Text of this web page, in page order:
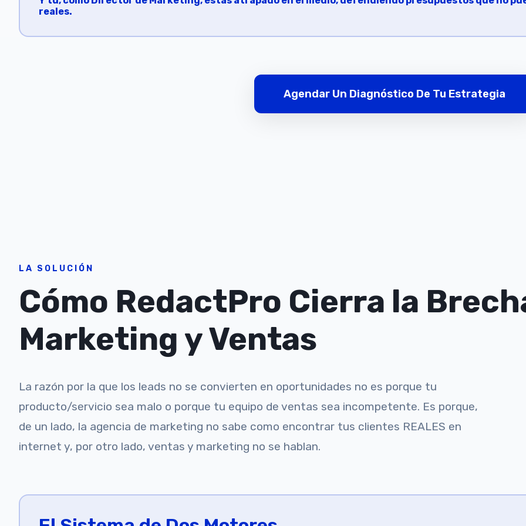
reales.
Agendar Un Diagnóstico De Tu Estrategia
LA SOLUCIÓN
Cómo RedactPro Cierra la
Marketing y Ventas
La razón por la que los leads no se convierten en oportunidades no es porque tu
producto/servicio sea malo o porque tu equipo de ventas sea incompetente. Es porque,
de un lado, la agencia de marketing no sabe como encontrar tus clientes REALES en
internet y, por otro lado, ventas y marketing no se hablan.